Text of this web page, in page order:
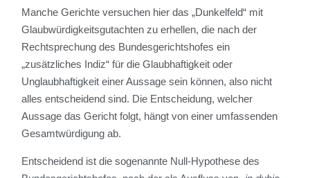
Manche Gerichte versuchen hier das „Dunkelfeld“ mit
Glaubwürdigkeitsgutachten zu erhellen, die nach der
Rechtsprechung des Bundesgerichtshofes ein
„zusätzliches Indiz“ für die Glaubhaftigkeit oder
Unglaubhaftigkeit einer Aussage sein können, also nicht
alles entscheidend sind. Die Entscheidung, welcher
Aussage das Gericht folgt, hängt von einer umfassenden
Gesamtwürdigung ab.
Entscheidend ist die sogenannte Null-Hypothese des